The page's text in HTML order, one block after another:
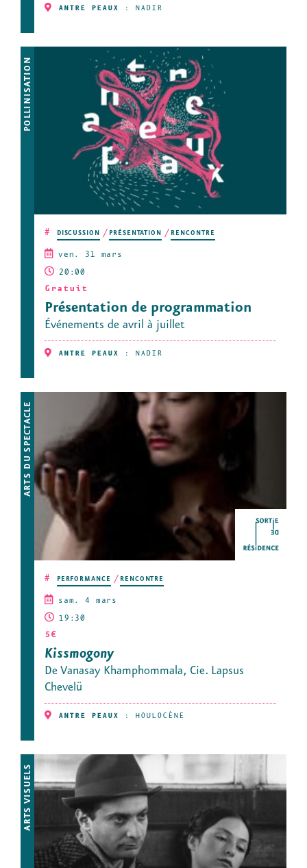
ANTRE PEAUX : NADIR
POLLINISATION
# DISCUSSION PRÉSENTATION RENCONTRE
ven. 31 mars
20:00
Gratuit
Présentation de programmation
Événements de avril à juillet
ANTRE PEAUX : NADIR
ARTS DU SPECTACLE
# PERFORMANCE RENCONTRE
sam. 4 mars
19:30
5€
Kissmogony
De Vanasay Khamphommala, Cie. Lapsus
Chevelü
ANTRE PEAUX : HOULOCÈNE
ARTS VISUELS